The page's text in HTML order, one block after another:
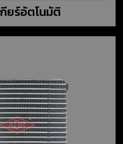
ยร์อัตโนมัติ